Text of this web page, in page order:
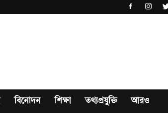
বিনোদন শিক্ষা তথ্যপ্রযুক্তি আরও